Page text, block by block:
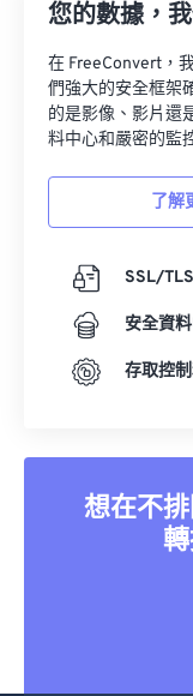
您的數據，
在 FreeConvert，
們強大的安全框架
的是影像、影片還
料中心和嚴密的監
了解
SSL/
安全資
存取控
想在不